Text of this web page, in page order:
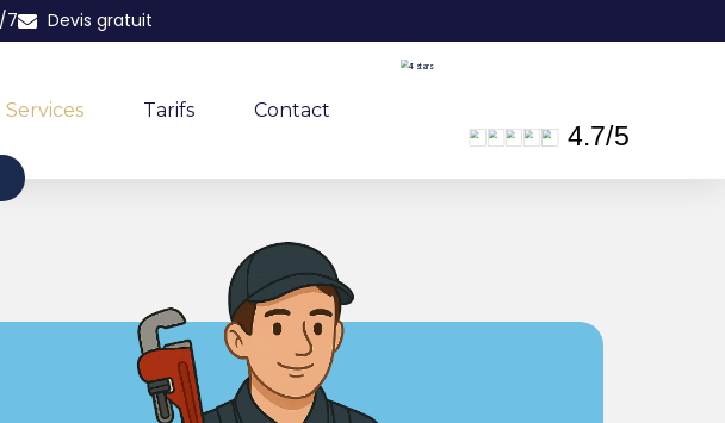
7 Devis gratuit
Services Tarifs Contact
4.7/5